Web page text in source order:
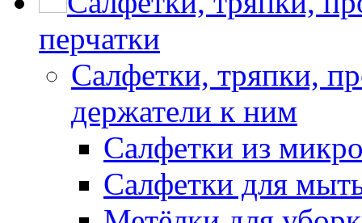
перчатки
Салфетки, тряпки,
держатели к ним
Салфетки из
Салфетки для